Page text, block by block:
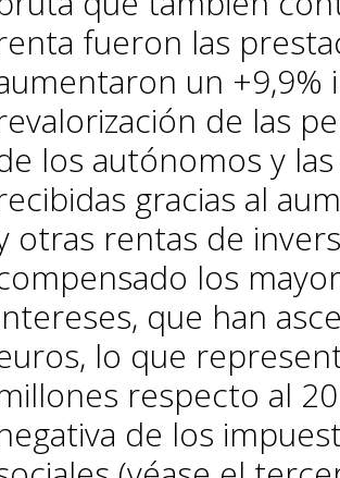
fueron las
un +9,9%
de las
los autónomos y
gracias al
otras rentas de
los
que han
lo que
respecto al
de los